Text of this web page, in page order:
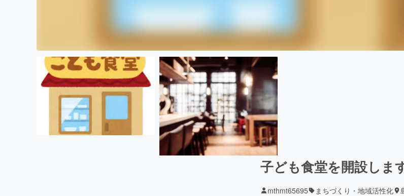
子ども食堂を開設しま
mthmt65695 まちづくり・地域活性化